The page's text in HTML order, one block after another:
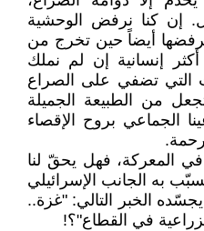
إن كنا نرفض الوحشية
أيضاً حين تخرج من
أكثر إنسانية إن لم نملك
التي تضفي على الصراع
من الطبيعة الجميلة
الجماعي بروح الإقصاء
في المعركة، فهل يحقّ لنا
به الجانب الإسرائيلي
الخبر التالي: "غزة..
في القطاع"؟!